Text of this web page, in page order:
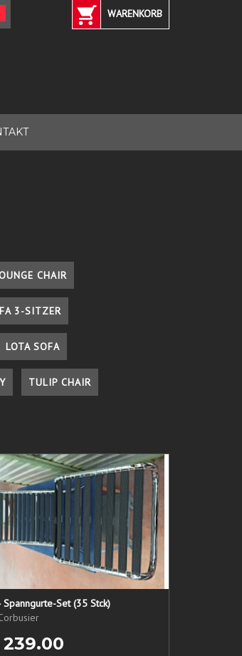
WARENKORB
CHAIR
3-SITZER
LOTA SOFA
TULIP CHAIR
Spanngurte-Set (35 Stck)